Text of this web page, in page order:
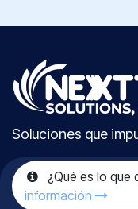
Soluciones que
¿Qué es lo
información